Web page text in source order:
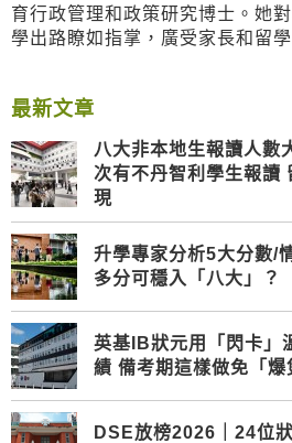
育行政管理和政策研究博士。她
學出路瞭如指掌，廣受家長和留學
最新文章
八大非本地生報讀人數
次有不丹智利學生報讀
現
升學專家分析5大分數/
多分可穩入「八大」？
英基IB狀元用「閃卡」
績 備考期這樣做免「爆
DSE放榜2026｜24位